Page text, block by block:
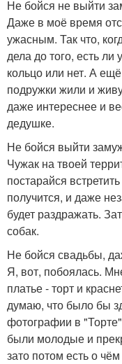
Не бойся не выйти
Даже в моё время
ужасным. Так что,
дела до того, есть ли
кольцо или нет. А
подружки жили и
даже интереснее и
дедушке.
Не бойся выйти
Чужак на твоей
постарайся
получится, и даже
будет раздражать.
собак.
Не бойся свадьбы,
Я, вот, побоялась.
платье - торт и
думаю, что было бы
фотографии в
были молодые и
зато потом есть о